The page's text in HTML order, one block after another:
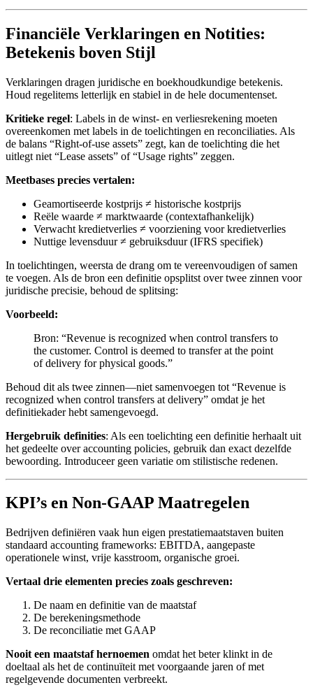
Financiële Verklaringen en Notities:
Betekenis boven Stijl
Verklaringen dragen juridische en boekhoudkundige betekenis.
Houd regelitems letterlijk en stabiel in de hele documentenset.
Kritieke regel: Labels in de winst- en verliesrekening moeten
overeenkomen met labels in de toelichtingen en reconciliaties. Als
de balans “Right-of-use assets” zegt, kan de toelichting die het
uitlegt niet “Lease assets” of “Usage rights” zeggen.
Meetbases precies vertalen:
Geamortiseerde kostprijs ≠ historische kostprijs
Reële waarde ≠ marktwaarde (contextafhankelijk)
Verwacht kredietverlies ≠ voorziening voor kredietverlies
Nuttige levensduur ≠ gebruiksduur (IFRS specifiek)
In toelichtingen, weersta de drang om te vereenvoudigen of samen
te voegen. Als de bron een definitie opsplitst over twee zinnen voor
juridische precisie, behoud de splitsing:
Voorbeeld:
Bron: “Revenue is recognized when control transfers to
the customer. Control is deemed to transfer at the point
of delivery for physical goods.”
Behoud dit als twee zinnen—niet samenvoegen tot “Revenue is
recognized when control transfers at delivery” omdat je het
definitiekader hebt samengevoegd.
Hergebruik definities: Als een toelichting een definitie herhaalt uit
het gedeelte over accounting policies, gebruik dan exact dezelfde
bewoording. Introduceer geen variatie om stilistische redenen.
KPI’s en Non-GAAP Maatregelen
Bedrijven definiëren vaak hun eigen prestatiemaatstaven buiten
standaard accounting frameworks: EBITDA, aangepaste
operationele winst, vrije kasstroom, organische groei.
Vertaal drie elementen precies zoals geschreven:
De naam en definitie van de maatstaf
De berekeningsmethode
De reconciliatie met GAAP
Nooit een maatstaf hernoemen omdat het beter klinkt in de
doeltaal als het de continuïteit met voorgaande jaren of met
regelgevende documenten verbreekt.